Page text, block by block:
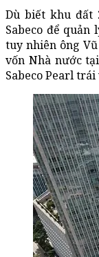
Dù biết khu đất
Sabeco để
tuy nhiên ông
vốn Nhà nước
Sabeco Pearl